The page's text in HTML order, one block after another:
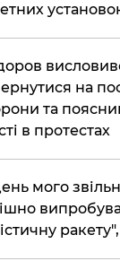
на
та
в протестах
мого